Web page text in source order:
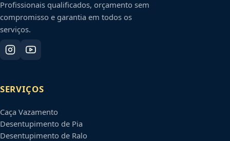
Profissionais qualificados, orçamento sem
compromisso e garantia em todos os
serviços.
SERVIÇOS
Caça Vazamento
Desentupimento de Pia
Desentupimento de Ralo